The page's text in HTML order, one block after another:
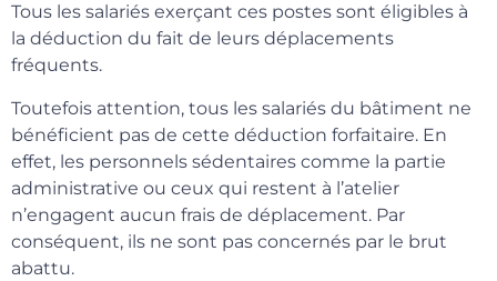
Tous les salariés exerçant ces postes sont éligibles à
la déduction du fait de leurs déplacements
fréquents.
Toutefois attention, tous les salariés du bâtiment ne
bénéficient pas de cette déduction forfaitaire. En
effet, les personnels sédentaires comme la partie
administrative ou ceux qui restent à l’atelier
n’engagent aucun frais de déplacement. Par
conséquent, ils ne sont pas concernés par le brut
abattu.